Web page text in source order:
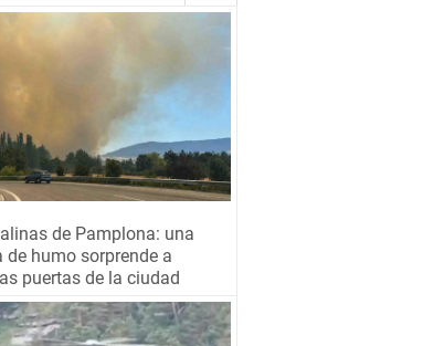
de Pamplona: una
humo sorprende a
puertas de la ciudad